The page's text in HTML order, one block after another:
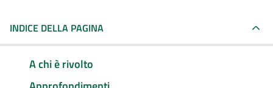
INDICE DELLA PAGINA
A chi è rivolto